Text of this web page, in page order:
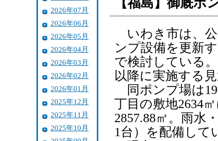
2026年07月
2026年06月
2026年05月
2026年04月
2026年03月
2026年02月
2026年01月
2025年12月
2025年11月
2025年10月
【福島】御厩ポ
いわき市は、公
ンプ設備を更新
で検討している
以降に実施する
同ポンプ場は
丁目の敷地2634
2857.88㎡。雨水
1台）を配備して